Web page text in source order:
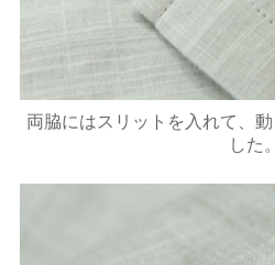
両脇にはスリットを入れて、
した。